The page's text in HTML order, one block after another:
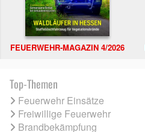
FEUERWEHR-MAGAZIN 4/2026
Top-Themen
Feuerwehr Einsätze
Freiwillige Feuerwehr
Brandbekämpfung